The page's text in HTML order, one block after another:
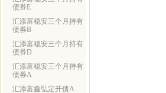
债券E
汇添富稳安三个月持有
债券B
汇添富稳安三个月持有
债券D
汇添富稳安三个月持有
债券A
汇添富鑫弘定开债A